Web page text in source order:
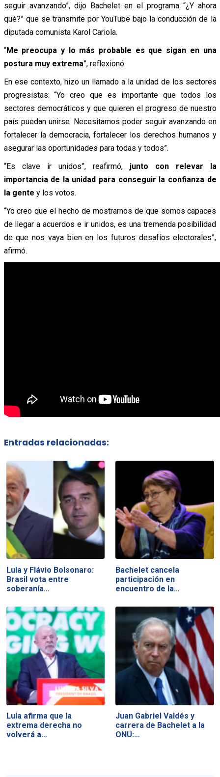
seguir avanzando”, dijo Bachelet en el programa “¿Y ahora
qué?” que se transmite por YouTube bajo la conducción de la
diputada comunista Karol Cariola.
“Me preocupa y lo más probable es que sigan en una
postura muy extrema”, reflexionó.
En ese contexto, hizo un llamado a la unidad de los sectores
progresistas: “Yo creo que es importante que todos los
sectores democráticos y que quieren el progreso de nuestro
país puedan unirse. Necesitamos poder seguir avanzando en
fortalecer la democracia, fortalecer los derechos humanos y
asegurar las oportunidades para todas y todos”.
“Es clave ir unidos”, reafirmó, junto con relevar la
importancia de la unidad para conseguir la confianza de
la gente y los votos.
“Yo creo que el hecho de mostrarnos de que somos capaces
de llegar a acuerdos e ir unidos, es una tremenda posibilidad
de que nos vaya bien en los futuros desafíos electorales”,
afirmó.
Entradas relacionadas:
Lula y Flávio Bolsonaro:
Brasil vota entre
soberanía…
Bachelet cancela
participación en
encuentro de la…
Lula afirma que la
extrema derecha no
volverá a…
Juan Gabriel Valdés y
carrera de Bachelet a la
ONU:…